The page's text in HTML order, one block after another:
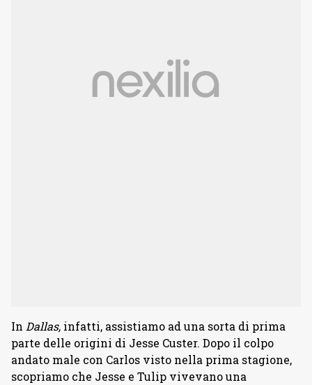
In Dallas, infatti, assistiamo ad una sorta di prima
parte delle origini di Jesse Custer. Dopo il colpo
andato male con Carlos visto nella prima stagione,
scopriamo che Jesse e Tulip vivevano una